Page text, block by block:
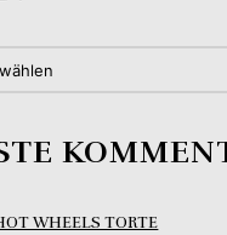
WHEELS TORTE